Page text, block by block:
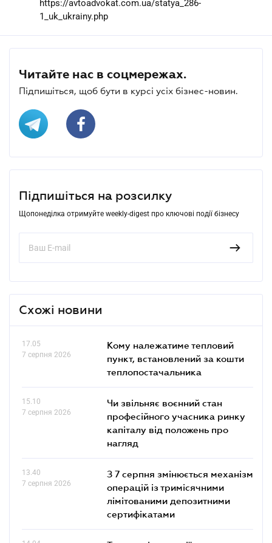
https://avtoadvokat.com.ua/statya_286-
1_uk_ukrainy.php
Читайте нас в соцмережах.
Підпишіться, щоб бути в курсі усіх бізнес-новин.
Підпишіться на розсилку
Щопонеділка отримуйте weekly-digest про ключові події бізнесу
Схожі новини
17.05
7 серпня 2026
Кому належатиме тепловий
пункт, встановлений за кошти
теплопостачальника
15.10
7 серпня 2026
Чи звільняє воєнний стан
професійного учасника ринку
капіталу від положень про
нагляд
13.40
7 серпня 2026
З 7 серпня змінюється механізм
операцій із тримісячними
лімітованими депозитними
сертифікатами